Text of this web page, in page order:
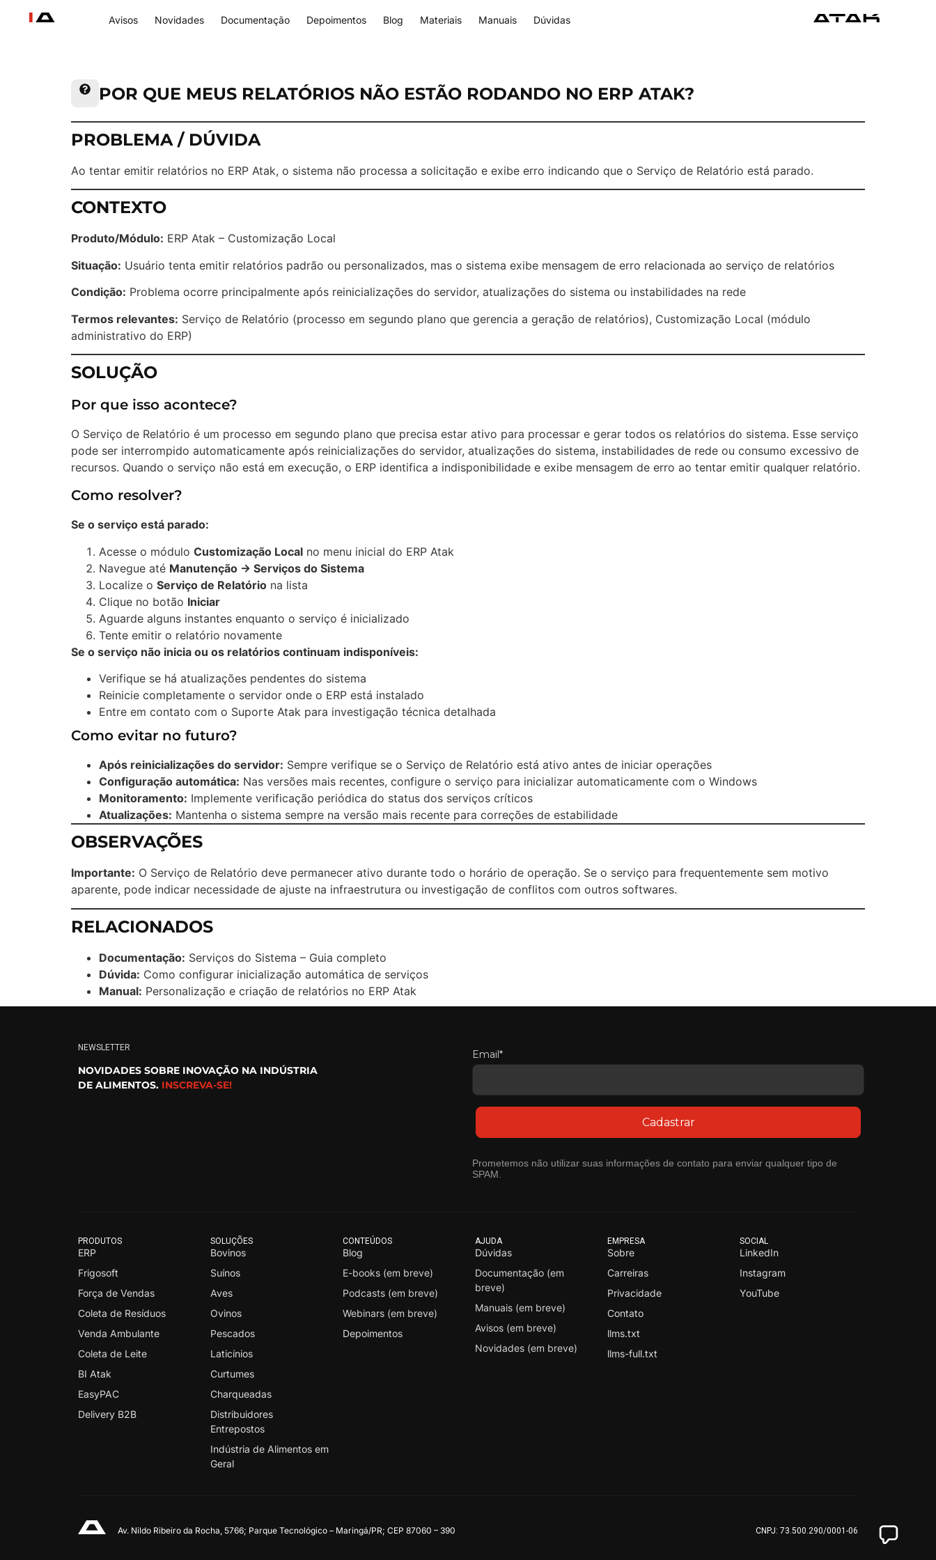
Avisos Novidades Documentação Depoimentos Blog Materiais Manuais Dúvidas
POR QUE MEUS RELATÓRIOS NÃO ESTÃO RODANDO NO ERP ATAK?
PROBLEMA / DÚVIDA
Ao tentar emitir relatórios no ERP Atak, o sistema não processa a solicitação e exibe erro indicando que o Serviço de Relatório está parado.
CONTEXTO
Produto/Módulo: ERP Atak – Customização Local
Situação: Usuário tenta emitir relatórios padrão ou personalizados, mas o sistema exibe mensagem de erro relacionada ao serviço de relatórios
Condição: Problema ocorre principalmente após reinicializações do servidor, atualizações do sistema ou instabilidades na rede
Termos relevantes: Serviço de Relatório (processo em segundo plano que gerencia a geração de relatórios), Customização Local (módulo
administrativo do ERP)
SOLUÇÃO
Por que isso acontece?
O Serviço de Relatório é um processo em segundo plano que precisa estar ativo para processar e gerar todos os relatórios do sistema. Esse serviço
pode ser interrompido automaticamente após reinicializações do servidor, atualizações do sistema, instabilidades de rede ou consumo excessivo de
recursos. Quando o serviço não está em execução, o ERP identifica a indisponibilidade e exibe mensagem de erro ao tentar emitir qualquer relatório.
Como resolver?
Se o serviço está parado:
Acesse o módulo Customização Local no menu inicial do ERP Atak
Navegue até Manutenção → Serviços do Sistema
Localize o Serviço de Relatório na lista
Clique no botão Iniciar
Aguarde alguns instantes enquanto o serviço é inicializado
Tente emitir o relatório novamente
Se o serviço não inicia ou os relatórios continuam indisponíveis:
Verifique se há atualizações pendentes do sistema
Reinicie completamente o servidor onde o ERP está instalado
Entre em contato com o Suporte Atak para investigação técnica detalhada
Como evitar no futuro?
Após reinicializações do servidor: Sempre verifique se o Serviço de Relatório está ativo antes de iniciar operações
Configuração automática: Nas versões mais recentes, configure o serviço para inicializar automaticamente com o Windows
Monitoramento: Implemente verificação periódica do status dos serviços críticos
Atualizações: Mantenha o sistema sempre na versão mais recente para correções de estabilidade
OBSERVAÇÕES
Importante: O Serviço de Relatório deve permanecer ativo durante todo o horário de operação. Se o serviço para frequentemente sem motivo
aparente, pode indicar necessidade de ajuste na infraestrutura ou investigação de conflitos com outros softwares.
RELACIONADOS
Documentação: Serviços do Sistema – Guia completo
Dúvida: Como configurar inicialização automática de serviços
Manual: Personalização e criação de relatórios no ERP Atak
NEWSLETTER
NOVIDADES SOBRE INOVAÇÃO NA INDÚSTRIA
DE ALIMENTOS. INSCREVA-SE!
Email*
Cadastrar
Prometemos não utilizar suas informações de contato para enviar qualquer tipo de
SPAM.
PRODUTOS
ERP
Frigosoft
Força de Vendas
Coleta de Resíduos
Venda Ambulante
Coleta de Leite
BI Atak
EasyPAC
Delivery B2B
SOLUÇÕES
Bovinos
Suínos
Aves
Ovinos
Pescados
Laticínios
Curtumes
Charqueadas
Distribuidores
Entrepostos
Indústria de Alimentos em
Geral
CONTEÚDOS
Blog
E-books (em breve)
Podcasts (em breve)
Webinars (em breve)
Depoimentos
AJUDA
Dúvidas
Documentação (em
breve)
Manuais (em breve)
Avisos (em breve)
Novidades (em breve)
EMPRESA
Sobre
Carreiras
Privacidade
Contato
llms.txt
llms-full.txt
SOCIAL
LinkedIn
Instagram
YouTube
Av. Nildo Ribeiro da Rocha, 5766; Parque Tecnológico – Maringá/PR; CEP 87060 – 390 CNPJ: 73.500.290/0001-06